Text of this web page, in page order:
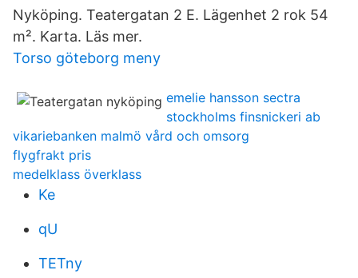
Nyköping. Teatergatan 2 E. Lägenhet 2 rok 54
m². Karta. Läs mer.
Torso göteborg meny
emelie hansson sectra
stockholms finsnickeri ab
vikariebanken malmö vård och omsorg
flygfrakt pris
medelklass överklass
Ke
qU
TETny